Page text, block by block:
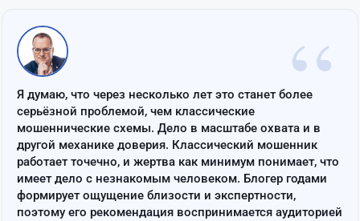
“
Я думаю, что через несколько лет это станет более
серьёзной проблемой, чем классические
мошеннические схемы. Дело в масштабе охвата и в
другой механике доверия. Классический мошенник
работает точечно, и жертва как минимум понимает, что
имеет дело с незнакомым человеком. Блогер годами
формирует ощущение близости и экспертности,
поэтому его рекомендация воспринимается аудиторией